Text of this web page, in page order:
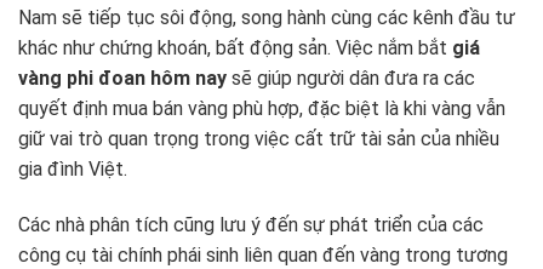
Nam sẽ tiếp tục sôi động, song hành cùng các kênh đầu tư
khác như chứng khoán, bất động sản. Việc nắm bắt giá
vàng phi đoan hôm nay sẽ giúp người dân đưa ra các
quyết định mua bán vàng phù hợp, đặc biệt là khi vàng vẫn
giữ vai trò quan trọng trong việc cất trữ tài sản của nhiều
gia đình Việt.
Các nhà phân tích cũng lưu ý đến sự phát triển của các
công cụ tài chính phái sinh liên quan đến vàng trong tương